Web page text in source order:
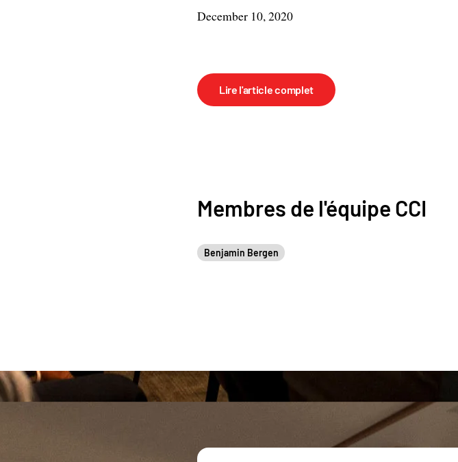
December 10, 2020
Lire l'article complet
Membres de l'équipe CCI
Benjamin Bergen